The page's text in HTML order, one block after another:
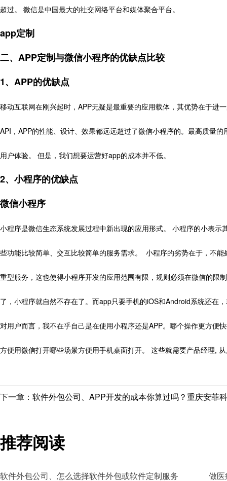
超过。 微信是中国最大的社交网络平台和媒体聚合平台。
app定制
二、APP定制与微信小程序的优缺点比较
1、APP的优缺点
移动互联网在刚兴起时，APP无疑是最重要的应用载体，其优势在于进
API，APP的性能、设计、效果都远远超过了微信小程序的。最高质量
用户体验。 但是，我们想要运营好app的成本并不低。
2、小程序的优缺点
微信小程序
小程序是微信生态系统发展过程中新出现的应用形式。 小程序的小表示
些功能比较简单、交互比较简单的服务需求。 小程序的劣势在于，不
重型服务，这也使得小程序开发的应用范围有限，规则必须在微信的限
了，小程序就自然不存在了。而app只要手机的iOS和Android系统还在
对用户而言，我不在乎自己是在使用小程序还是APP。哪个操作更方便
方便用微信打开哪些场景方便用手机桌面打开。 这些就需要产品经理,
下一章：软件外包公司、APP开发的成本你算过吗？重庆安菲
推荐阅读
软件外包公司、怎么选择软件外包或软件定制服务
做医